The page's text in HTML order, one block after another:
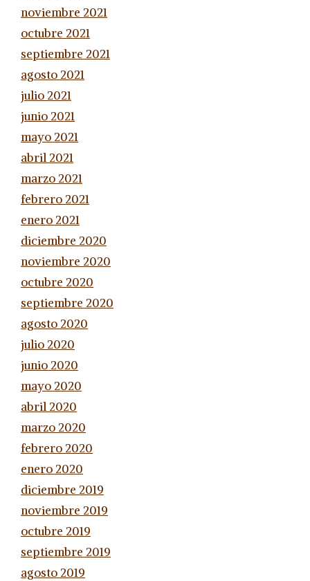
noviembre 2021
octubre 2021
septiembre 2021
agosto 2021
julio 2021
junio 2021
mayo 2021
abril 2021
marzo 2021
febrero 2021
enero 2021
diciembre 2020
noviembre 2020
octubre 2020
septiembre 2020
agosto 2020
julio 2020
junio 2020
mayo 2020
abril 2020
marzo 2020
febrero 2020
enero 2020
diciembre 2019
noviembre 2019
octubre 2019
septiembre 2019
agosto 2019